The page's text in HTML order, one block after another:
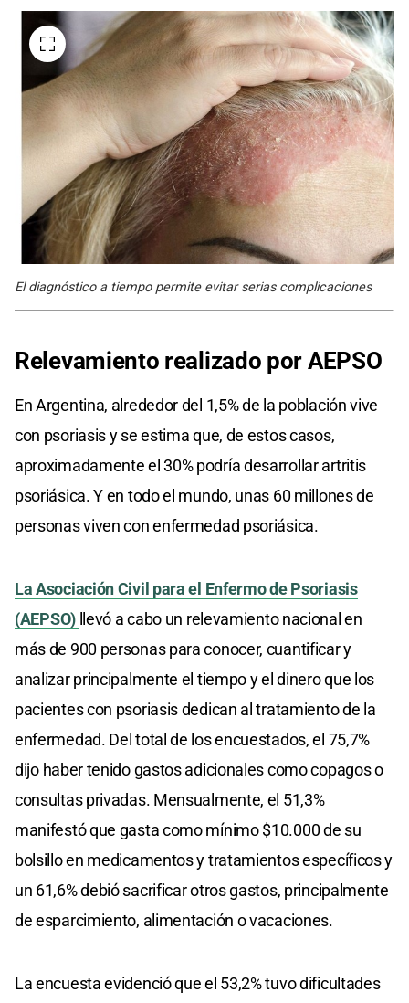
El diagnóstico a tiempo permite evitar serias complicaciones
Relevamiento realizado por AEPSO
En Argentina, alrededor del 1,5% de la población vive
con psoriasis y se estima que, de estos casos,
aproximadamente el 30% podría desarrollar artritis
psoriásica. Y en todo el mundo, unas 60 millones de
personas viven con enfermedad psoriásica.
La Asociación Civil para el Enfermo de Psoriasis
(AEPSO) llevó a cabo un relevamiento nacional en
más de 900 personas para conocer, cuantificar y
analizar principalmente el tiempo y el dinero que los
pacientes con psoriasis dedican al tratamiento de la
enfermedad. Del total de los encuestados, el 75,7%
dijo haber tenido gastos adicionales como copagos o
consultas privadas. Mensualmente, el 51,3%
manifestó que gasta como mínimo $10.000 de su
bolsillo en medicamentos y tratamientos específicos y
un 61,6% debió sacrificar otros gastos, principalmente
de esparcimiento, alimentación o vacaciones.
La encuesta evidenció que el 53,2% tuvo dificultades